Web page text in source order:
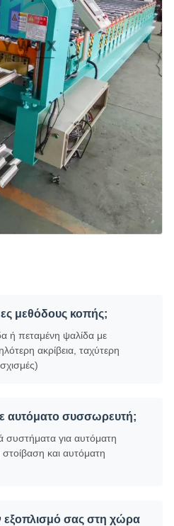
μεθόδους κοπής;
ή πεταμένη ψαλίδα με
ακρίβεια, ταχύτερη
αυτόματο συσσωρευτή;
συστήματα για αυτόματη
και αυτόματη
εξοπλισμό σας στη χώρα